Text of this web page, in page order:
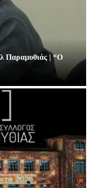
Παραμυθιάς | “Ο